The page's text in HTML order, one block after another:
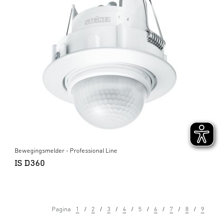
Bewegingsmelder - Professional Line
IS D360
Pagina 1 2 3 4 5 6 7 8 9